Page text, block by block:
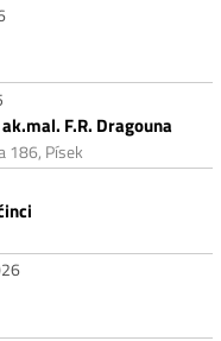
F.R. Dragouna
186, Písek